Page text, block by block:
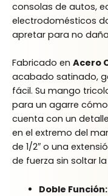
consolas de autos,
electrodomésticos
apretar para no
Fabricado en Acero
acabado satinado,
fácil. Su mango
para un agarre
cuenta con un
en el extremo del
de 1/2″ o una
de fuerza sin soltar la
Doble Función: